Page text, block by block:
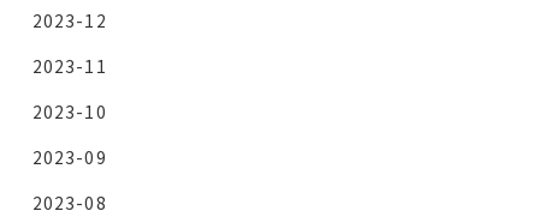
2023-12
2023-11
2023-10
2023-09
2023-08